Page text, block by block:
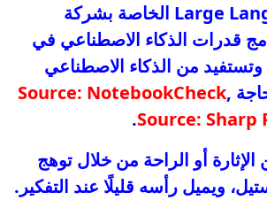
Large Language Model) الخاصة بشركة
قدرات الذكاء الاصطناعي في
وتستفيد من الذكاء الاصطناعي
Source: NotebookCheck,
Source: Sharp
.
أو الراحة من خلال توهج
ويميل رأسه قليلًا عند التفكير.